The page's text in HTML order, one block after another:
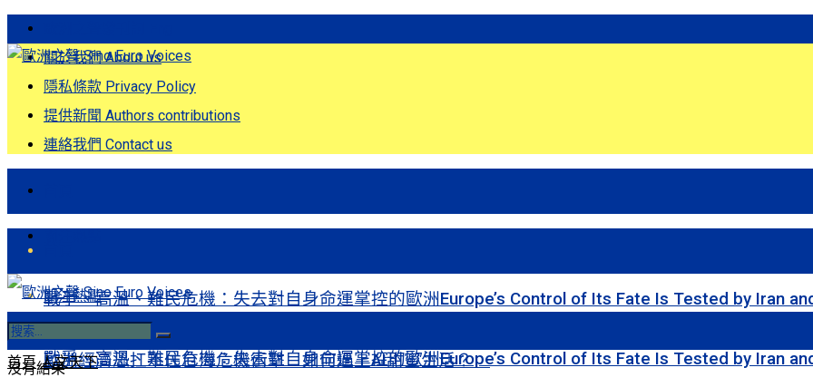
關於我們 About us
隱私條款 Privacy Policy
提供新聞 Authors contributions
連絡我們 Contact us
戰爭、高溫、難民危機：失去對自身命運掌控的歐洲Europe’s Control of Its Fate Is Tested by Iran
歐洲經濟恐扛不住台海危機衝擊 如何過上AI甜蜜生活？
關注熱點
戰爭、高溫、難民危機：失去對自身命運掌控的歐洲Europe’s Control of Its Fate Is Tested by Iran
沒有結果
首頁 人文天下